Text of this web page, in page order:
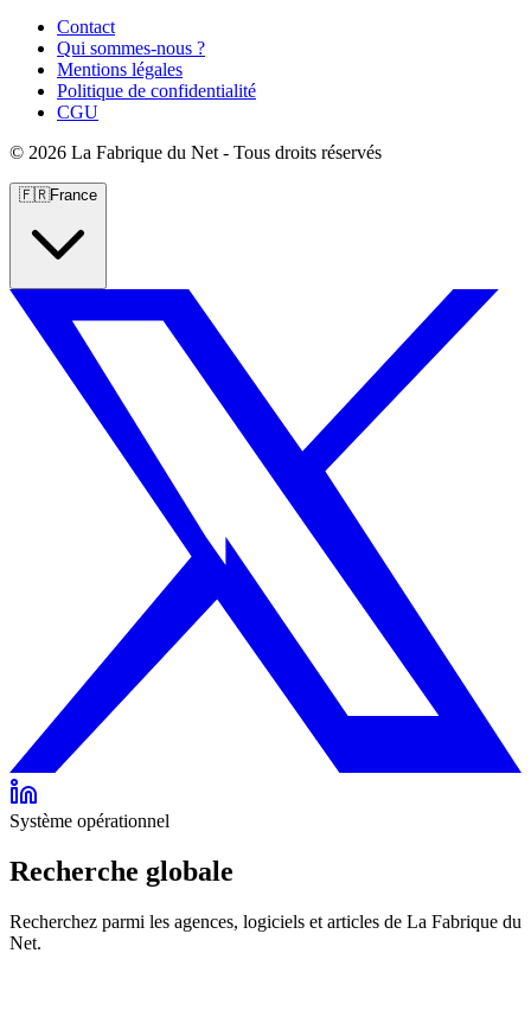
Contact
Qui sommes-nous ?
Mentions légales
Politique de confidentialité
CGU
© 2026 La Fabrique du Net - Tous droits réservés
🇫🇷France
Système opérationnel
Recherche globale
Recherchez parmi les agences, logiciels et articles de La Fabrique du
Net.